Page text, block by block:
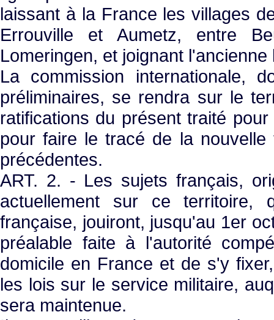
laissant à la France les villages
Errouville et Aumetz, entre
Lomeringen, et joignant
La commission internationale,
préliminaires, se rendra sur le
ratifications du présent traité
pour faire le tracé de la nouvelle
précédentes.
ART. 2. - Les sujets français,
actuellement sur ce territoire,
française, jouiront, jusqu'au 1er
préalable faite à l'autorité
domicile en France et de s'y
les lois sur le service militaire,
sera maintenue.